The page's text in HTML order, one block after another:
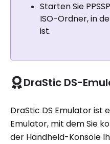
Starten Sie
ISO-Ordner, in
ist.
DraStic DS-
DraStic DS Emulator ist
Emulator, mit dem Sie
der Handheld-Konsole